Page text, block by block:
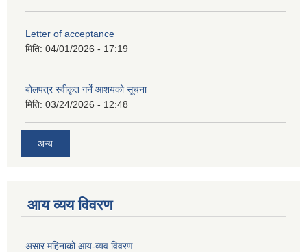
Letter of acceptance
मिति: 04/01/2026 - 17:19
बोलपत्र स्वीकृत गर्ने आशयको सूचना
मिति: 03/24/2026 - 12:48
अन्य
आय व्यय विवरण
असार महिनाको आय-व्यव विवरण